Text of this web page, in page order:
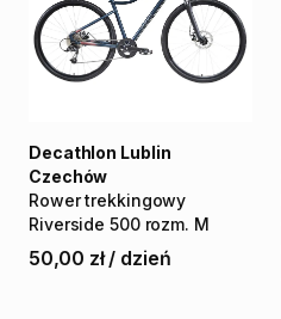
Rower trekkingowy
Riverside 500 rozm. M
Decathlon Lublin
Czechów
50,00 zł / dzień